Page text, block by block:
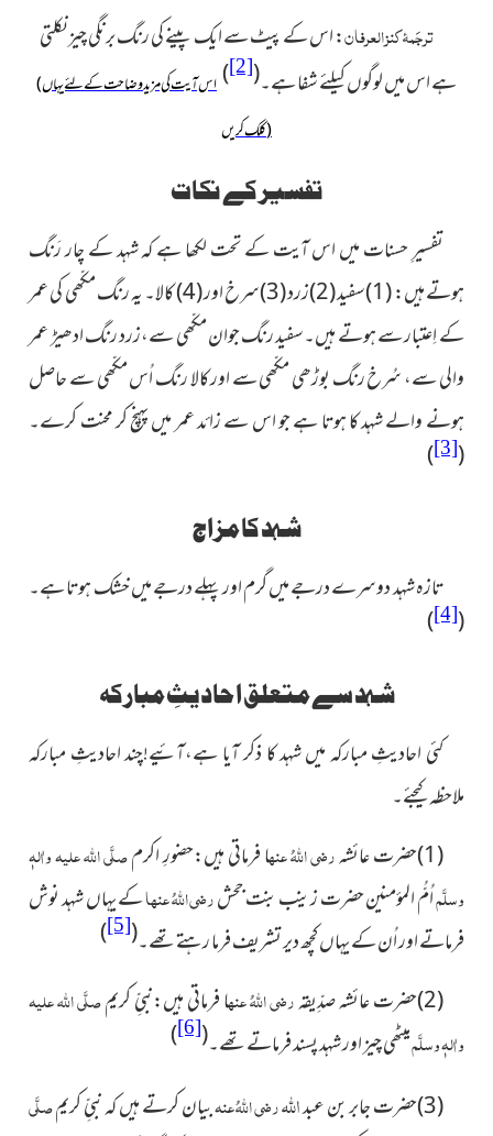
ترجَمۂ کنز العرفان:اس کے پیٹ سے ایک پینے کی رنگ برنگی چیز نکلتی
ہے اس میں لوگوں کیلئے شفا ہے۔(
[2]
)
(اس آیت کی مزید وضاحت کے لئے یہاں
کلک کریں)
تفسیر کے نکات
تفسیرِ حسنات میں اس آیت کے تحت لکھا ہے کہ شہد کے چار رَنگ
ہوتے ہیں: (1)سفید (2)زرد (3)سرخ اور (4) کالا۔ یہ رنگ مکّھی کی عمر
کے اِعتبار سے ہوتے ہیں۔سفید رنگ جوان مکّھی سے،زرد رنگ ادھیڑ عمر
والی سے، سُرخ رنگ بوڑھی مکّھی سے اور کالا رنگ اُس مکّھی سے حاصل
ہونے والے شہد کا ہوتا ہے جو اس سے زائد عمر میں پہنچ کر محنت کرے۔
(
[3]
)
شہد کا مزاج
تازہ شہد دوسرے درجے میں گرم اور پہلے درجے میں خشک ہوتا ہے۔
(
[4]
)
شہد سے متعلق احادیثِ مبارکہ
کئی احادیثِ مبارکہ میں شہد کا ذکر آیا ہے،آئیے!چند احادیثِ مبارکہ
ملاحظہ کیجئے۔
(1)حضرت عائشہ
رضی اللہُ عنہافرماتی ہیں:حضورِ اکرمصلَّی اللہ علیہ واٰلہٖ
وسلَّماُمُّ المؤمنین حضرت زینب بنت جحشرضی اللہُ عنہاکے یہاں شہد نوش
فرماتے اور اُن کے یہاں کچھ دیر تشریف فرما رہتے تھے۔(
[5]
)
(2)حضرت عائشہ صدِّیقہ
رضی اللہُ عنہافرماتی ہیں:نبیِّ کریمصلَّی اللہ علیہ
واٰلہٖ وسلَّممیٹھی چیز اور شہد پسند فرماتے تھے۔(
[6]
)
(3)حضرت جابر بن عبد
اللہرضی اللہُ عنہبیان کرتے ہیں کہ نبیِّ کریمصلَّی